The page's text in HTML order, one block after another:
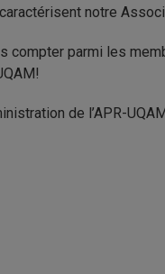
notre
compter parmi les
de l’APR-